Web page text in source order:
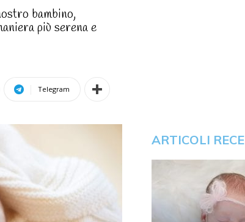
bambino,
più serena e
Telegram
ARTICOLI